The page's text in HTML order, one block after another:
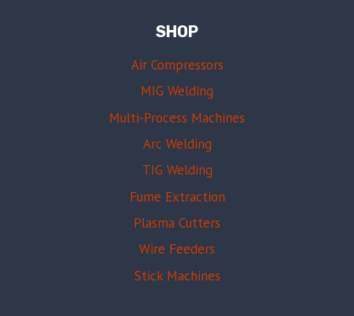
SHOP
Air Compressors
MIG Welding
Multi-Process Machines
Arc Welding
TIG Welding
Fume Extraction
Plasma Cutters
Wire Feeders
Stick Machines